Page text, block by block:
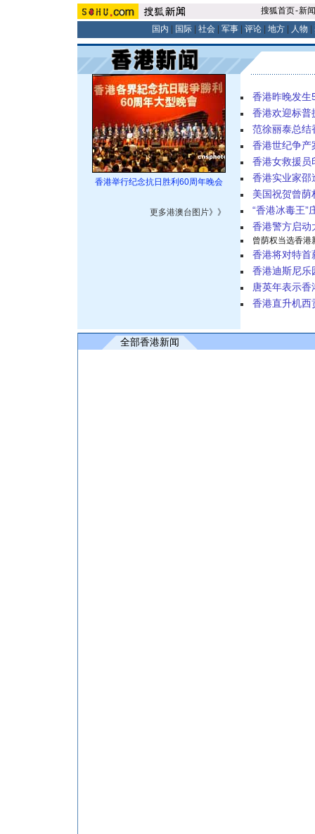
搜狐首页-新闻
国内
国际| 社会| 军事| 评论| 地方| 人物
香港举行纪念抗日胜利60周年晚会
更多港澳台图片》》
香港昨晚发生
香港欢迎标普
范徐丽泰总结
香港世纪争产
香港女救援员
香港实业家邵
美国祝贺曾
“香港冰毒王”
香港警方启动
曾荫权当选香港
香港将对特首
香港迪斯尼乐
唐英年表示
香港直升机西
全部香港新闻